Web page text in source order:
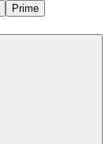
Prime